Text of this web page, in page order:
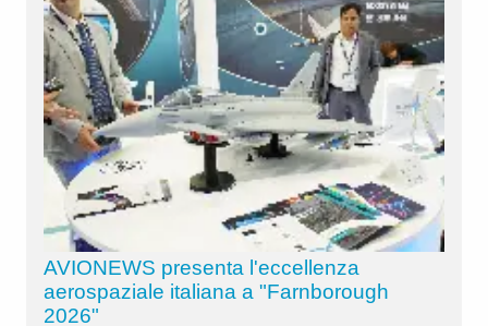
AVIONEWS presenta l'eccellenza
aerospaziale italiana a "Farnborough
2026"